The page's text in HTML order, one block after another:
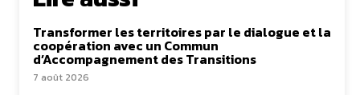
Transformer les territoires par le dialogue et la
coopération avec un Commun
d’Accompagnement des Transitions
7 août 2026